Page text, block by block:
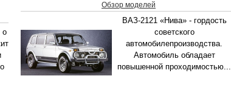
о
Обзор моделей
ВАЗ-2121 «Нива» - гордость
советского
автомобилепроизводства.
Автомобиль обладает
повышенной проходимостью...